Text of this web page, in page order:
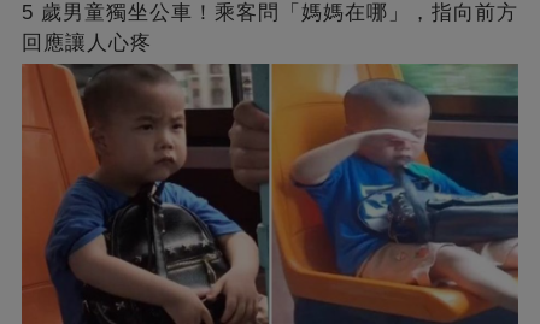
5 歲男童獨坐公車！乘客問「媽媽在哪」，指向前方
回應讓人心疼